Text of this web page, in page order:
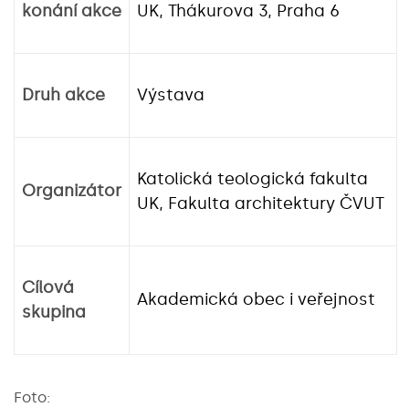
konání akce
UK, Thákurova 3, Praha 6
Druh akce Výstava
Organizátor
Katolická teologická fakulta
UK, Fakulta architektury ČVUT
Cílová
skupina
Akademická obec i veřejnost
Foto: